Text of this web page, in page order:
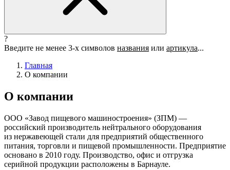
?
Введите не менее 3-х символов названия или артикула...
Главная
О компании
О компании
ООО «Завод пищевого машиностроения» (ЗПМ) —
российский производитель нейтрального оборудования
из нержавеющей стали для предприятий общественного
питания, торговли и пищевой промышленности. Предприятие
основано в 2010 году. Производство, офис и отгрузка
серийной продукции расположены в Барнауле.